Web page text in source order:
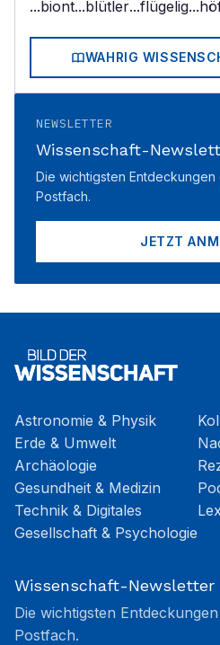
...biont...blütler...flügelig
WAHRIG
NEWSLETTER
Wissenschaft-
Die wichtigsten
Postfach.
JETZT
Astronomie & Physik
Erde & Umwelt
Archäologie
Gesundheit & Medizin
Technik & Digitales
Gesellschaft & Psychologie
Wissenschaft-Newsletter
Die wichtigsten
Postfach.